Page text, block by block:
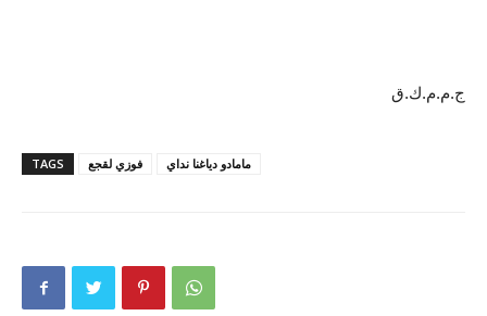
ج.م.م.ك.ق
TAGS فوزي لقجع مامادو دياغنا نداي